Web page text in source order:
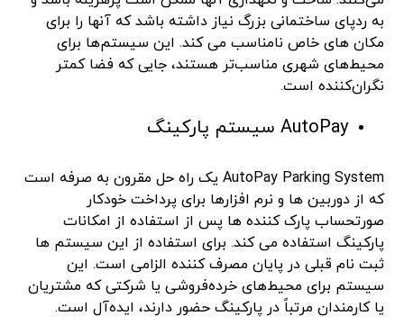
به ردپای ساختمانی بزرگ نیاز داشته باشد که آنها را برای
مکان های خاص نامناسب می کند. این سیستم‌ها برای
محیط‌های شهری مناسب‌تر هستند، جایی که فضا کمتر
نگران‌کننده است.
AutoPay سیستم پارکینگ
AutoPay Parking System یک راه حل مقرون به صرفه است
که از دوربین ها و نرم افزارها برای پرداخت خودکار
صورتحساب پارک کننده ها پس از استفاده از امکانات
پارکینگ استفاده می کند. برای استفاده از این سیستم ها
ثبت نام قبلی در پایان مصرف کننده الزامی است. این
سیستم برای محیط‌های خرده‌فروشی یا شرکتی که مشتریان
یا کارمندان مرتباً در پارکینگ حضور دارند، ایده‌آل است.